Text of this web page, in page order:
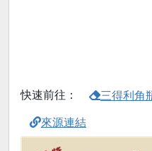
快速前往： 三得利角
來源連結